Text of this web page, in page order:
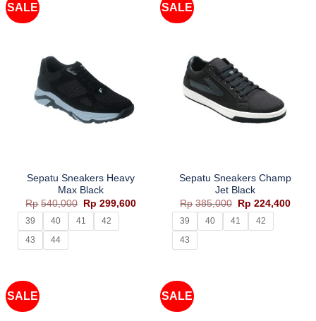
SALE
Sepatu Sneakers Heavy
Max Black
Rp 540,000
Harga
aslinya
adalah:
Rp540,000.
Rp 299,600Harga
Rp299,600.
39 40 41
42
43
44
SALE
Sepatu Sneakers Champ
Jet Black
Rp 385,000
Harga
aslinya
adalah:
Rp385,000.
Rp 224,400
39 40 41
42
43
SALE SALE